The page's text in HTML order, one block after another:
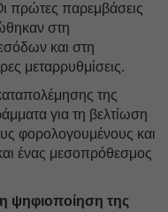
πρώτες παρεμβάσεις
στη
και στη
μεταρρυθμίσεις.
της
για τη βελτίωση
φορολογουμένους και
ένας μεσοπρόθεσμος
η ψηφιοποίηση της